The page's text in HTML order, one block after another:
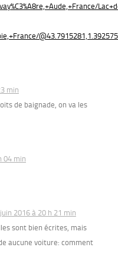
min
de baignade, on va les
04 min
2016 à 20 h 21 min
sont bien écrites, mais
aucune voiture: comment